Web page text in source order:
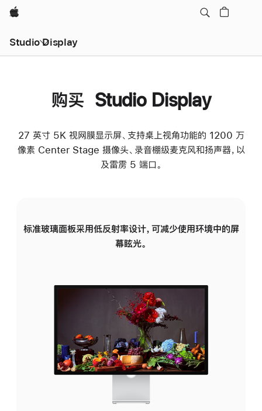
Apple
Studio Display
购买 Studio Display
27 英寸 5K 视网膜显示屏、支持桌上视角功能的 1200 万
像素 Center Stage 摄像头、录音棚级麦克风和扬声器，以
及雷雳 5 端口。
标准玻璃面板采用低反射率设计，可减少使用环境中的屏
幕眩光。